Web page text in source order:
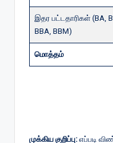
இதர பட்டதாரிகள் (BA,
BBA, BBM)
மொத்தம்
முக்கிய குறிப்பு: எப்படி